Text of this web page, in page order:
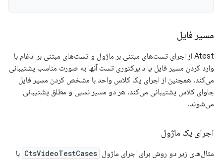
مسیر فایل
Atest از اجرای تست‌های مبتنی بر ماژول و تست‌های مبتنی بر ادغام با
وارد کردن مسیر فایل یا دایرکتوری تست آنها به صورت مناسب پشتیبانی
می‌کند. همچنین از اجرای یک کلاس واحد با مشخص کردن مسیر فایل
جاوای کلاس پشتیبانی می‌کند. هر دو مسیر نسبی و مطلق پشتیبانی
می‌شوند.
اجرای یک ماژول
مثال‌های زیر دو روش برای اجرای ماژول CtsVideoTestCases با